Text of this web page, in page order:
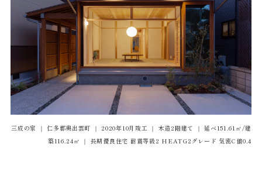
三成の家 ｜ 仁多郡奥出雲町 ｜ 2020年10月竣工 ｜ 木造2階建て ｜ 延べ151.61㎡/建
築116.24㎡ ｜ 長期優良住宅 耐震等級2 HEATG2グレード 気密C値0.4